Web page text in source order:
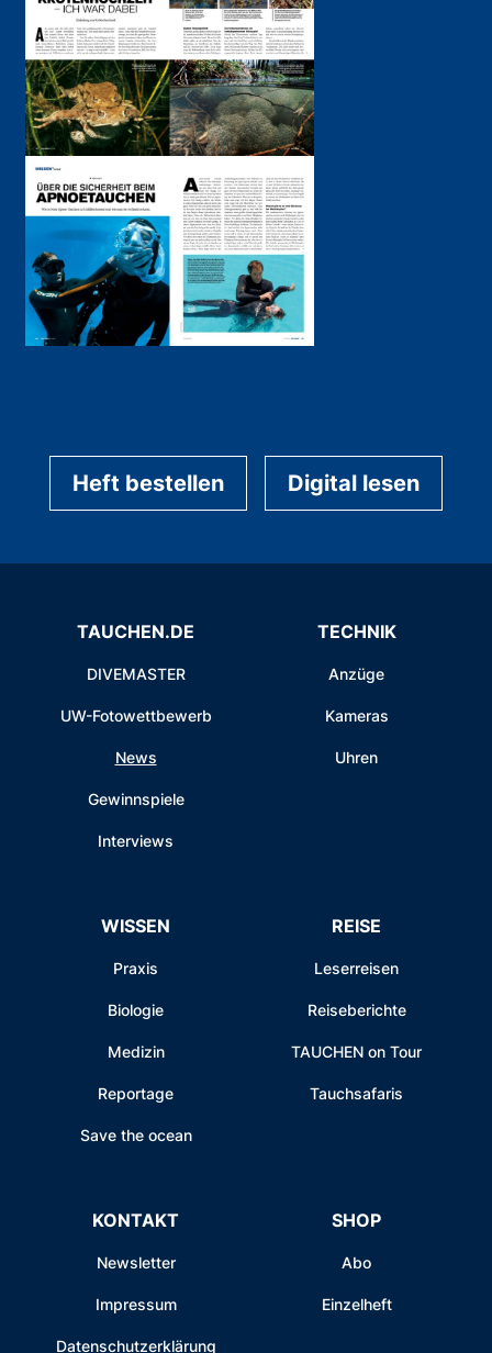
Heft bestellen Digital lesen
TAUCHEN.DE
DIVEMASTER
UW-Fotowettbewerb
News
Gewinnspiele
Interviews
TECHNIK
Anzüge
Kameras
Uhren
WISSEN
Praxis
Biologie
Medizin
Reportage
Save the ocean
REISE
Leserreisen
Reiseberichte
TAUCHEN on Tour
Tauchsafaris
KONTAKT
Newsletter
Impressum
Datenschutzerklärung
SHOP
Abo
Einzelheft